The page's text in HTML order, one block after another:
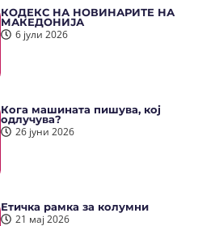
КОДЕКС НА НОВИНАРИТЕ НА
МАКЕДОНИЈА
6 јули 2026
Кога машината пишува, кој
одлучува?
26 јуни 2026
Етичка рамка за колумни
21 мај 2026